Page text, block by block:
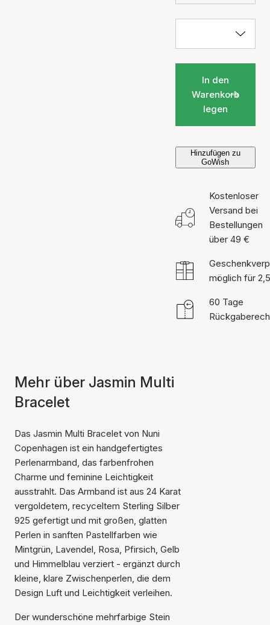
In den
Warenkorb
legen
Hinzufügen zu
GoWish
Kostenloser
Versand bei
Bestellungen
über 49 €
möglich für
60 Tage
Mehr über Jasmin Multi
Bracelet
Das Jasmin Multi Bracelet von Nuni
Copenhagen ist ein handgefertigtes
Perlenarmband, das farbenfrohen
Charme und feminine Leichtigkeit
ausstrahlt. Das Armband ist aus 24 Karat
vergoldetem, recyceltem Sterling Silber
925 gefertigt und mit großen, glatten
Perlen in sanften Pastellfarben wie
Mintgrün, Lavendel, Rosa, Pfirsich, Gelb
und Himmelblau verziert - ergänzt durch
kleine, klare Zwischenperlen, die dem
Design Luft und Leichtigkeit verleihen.
Der wunderschöne mehrfarbige Stein